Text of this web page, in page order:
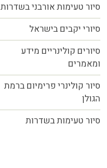
סיור טעימות אורבני בשדרות
סיורי יקבים בישראל
סיורים קולינריים מידע
ומאמרים
סיור קולינרי פרימיום ברמת
הגולן
סיור טעימות בשדרות